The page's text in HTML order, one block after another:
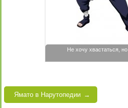
Не хочу хвастаться,
Ямато в Нарутопедии